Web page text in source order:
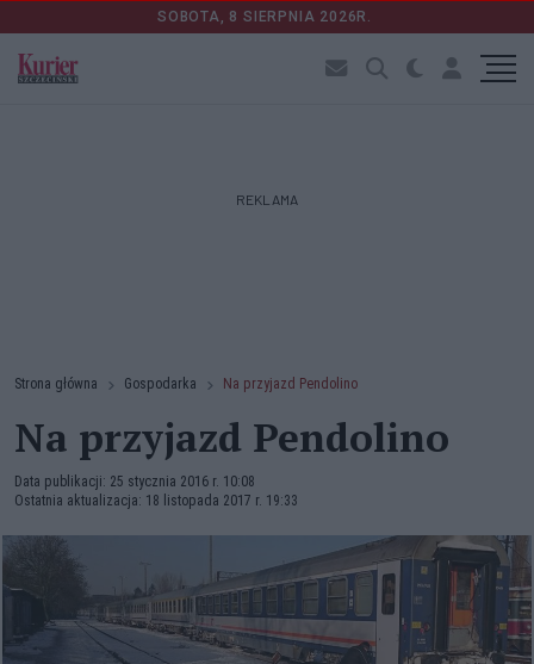
SOBOTA, 8 SIERPNIA 2026R.
REKLAMA
Strona główna Gospodarka Na przyjazd Pendolino
Na przyjazd Pendolino
Data publikacji: 25 stycznia 2016 r. 10:08
Ostatnia aktualizacja: 18 listopada 2017 r. 19:33